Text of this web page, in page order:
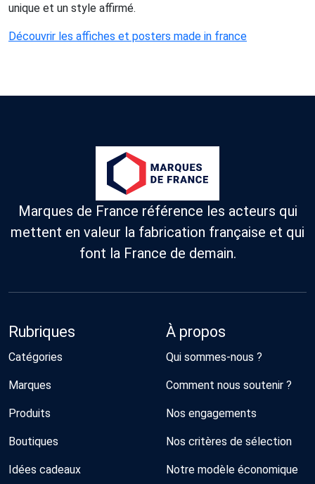
unique et un style affirmé.
Découvrir les affiches et posters made in france
Marques de France référence les acteurs qui
mettent en valeur la fabrication française et qui
font la France de demain.
Rubriques
Catégories
Marques
Produits
Boutiques
Idées cadeaux
À propos
Qui sommes-nous ?
Comment nous soutenir ?
Nos engagements
Nos critères de sélection
Notre modèle économique